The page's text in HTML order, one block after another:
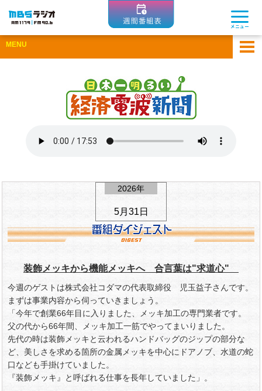
MBSラジオ 1179|FM90.6 メニュー
MENU
ゲスト企業一覧
ひとまちコラム
Spotifyで聴く 2026年
5月31日
装飾メッキから機能メッキへ 合言葉は"求道心"
今週のゲストは株式会社コダマの代表取締役 児玉益子さんです。
まずは事業内容から伺っていきましょう。
「今年で創業66年目に入りました、メッキ加工の専門業者です。
父の代から66年間、メッキ加工一筋でやってまいりました。
先代の時は装飾メッキと云われるハンドバッグのジップの部分な
ど、美しさを求める箇所の金属メッキを中心にドアノブ、水道の蛇
口なども手掛けていました。
『装飾メッキ』と呼ばれる仕事を長年していました」。